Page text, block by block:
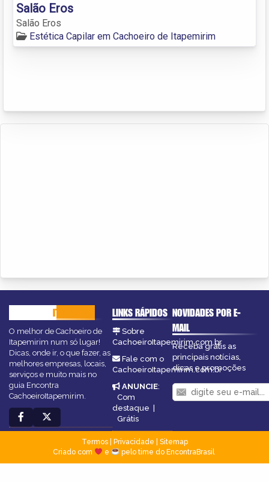
Salão Eros
Salão Eros
Estética Capilar em Cachoeiro de Itapemirim
ITAPEMIRIM
O melhor de Cachoeiro de
Itapemirim num só lugar!
Dicas, onde ir, o que fazer, as
melhores empresas, locais,
serviços e muito mais no
guia Encontra
CachoeiroItapemirim.
LINKS RÁPIDOS
Sobre
CachoeiroItapemirim.com.br
Fale com o
CachoeiroItapemirim.com.br
ANUNCIE:
Com
destaque |
Grátis
NOVIDADES POR E-
MAIL
Receba grátis as
principais notícias,
dicas e promoções
Termos| Privacidade
Sitemap
Criado com
e pelo time do EncontraBrasil